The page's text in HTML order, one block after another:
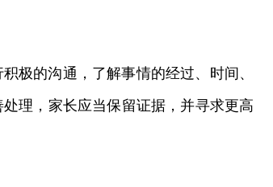
极的沟通，了解事情的经过、时间、
理，家长应当保留证据，并寻求更高